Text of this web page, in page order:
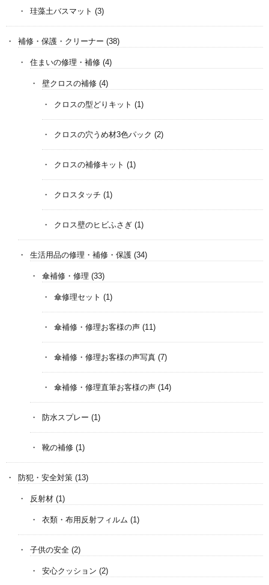
珪藻土バスマット (3)
補修・保護・クリーナー (38)
住まいの修理・補修 (4)
壁クロスの補修 (4)
クロスの型どりキット (1)
クロスの穴うめ材3色パック (2)
クロスの補修キット (1)
クロスタッチ (1)
クロス壁のヒビふさぎ (1)
生活用品の修理・補修・保護 (34)
傘補修・修理 (33)
傘修理セット (1)
傘補修・修理お客様の声 (11)
傘補修・修理お客様の声写真 (7)
傘補修・修理直筆お客様の声 (14)
防水スプレー (1)
靴の補修 (1)
防犯・安全対策 (13)
反射材 (1)
衣類・布用反射フィルム (1)
子供の安全 (2)
安心クッション (2)